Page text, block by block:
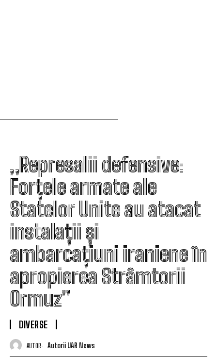
„Represalii defensive:
Forțele armate ale
Statelor Unite au atacat
instalații și
ambarcațiuni iraniene în
apropierea Strâmtorii
Ormuz”
DIVERSE
AUTOR: Autorii UAR News